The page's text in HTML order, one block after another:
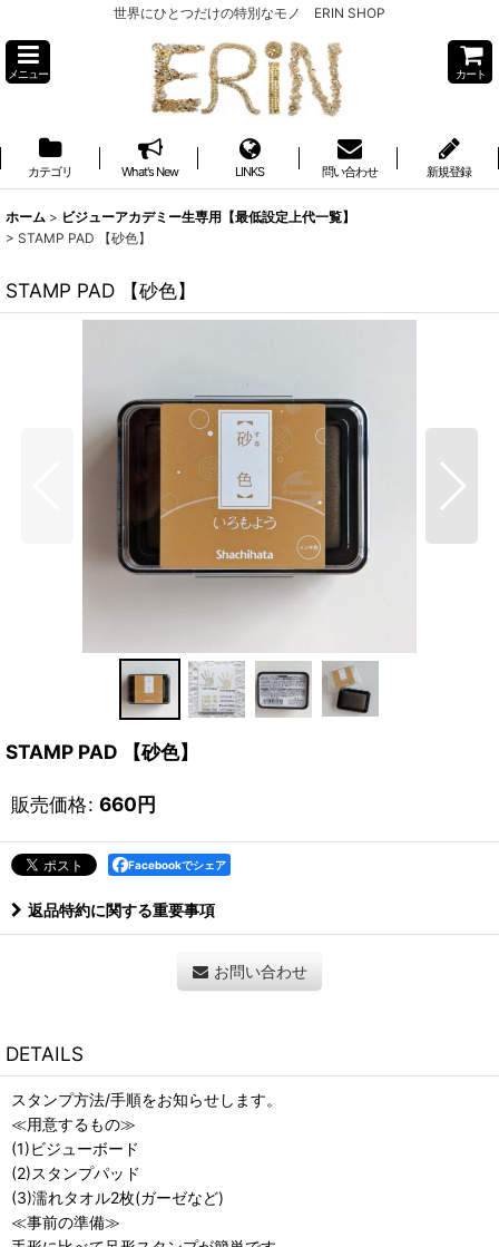
世界にひとつだけの特別なモノ ERIN SHOP
メニュー カート
カテゴリ What's New LINKS 問い合わせ 新規登録
ホーム > ビジューアカデミー生専用【最低設定上代一覧】
> STAMP PAD 【砂色】
STAMP PAD 【砂色】
STAMP PAD 【砂色】
販売価格: 660円
Facebookでシェア
返品特約に関する重要事項
お問い合わせ
DETAILS
スタンプ方法/手順をお知らせします。
≪用意するもの≫
(1)ビジューボード
(2)スタンプパッド
(3)濡れタオル2枚(ガーゼなど)
≪事前の準備≫